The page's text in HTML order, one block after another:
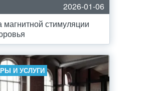
2026-01-06
магнитной стимуляции
И УСЛУГИ